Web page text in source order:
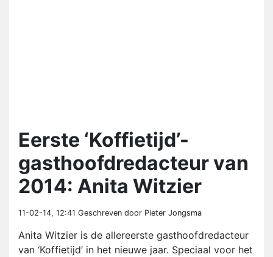
Eerste ‘Koffietijd’-
gasthoofdredacteur van
2014: Anita Witzier
11-02-14, 12:41 Geschreven door Pieter Jongsma
Anita Witzier is de allereerste gasthoofdredacteur
van ‘Koffietijd’ in het nieuwe jaar. Speciaal voor het